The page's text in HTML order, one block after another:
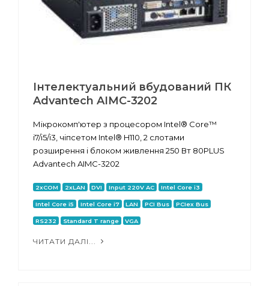
Інтелектуальний вбудований ПК
Advantech AIMC-3202
Мікрокомп'ютер з процесором Intel® Core™
i7/i5/i3, чіпсетом Intel® H110, 2 слотами
розширення і блоком живлення 250 Вт 80PLUS
Advantech AIMC-3202
2xCOM 2xLAN DVI Input 220V AC Intel Core i3
Intel Core i5 Intel Core i7 LAN PCI Bus PCIex Bus
RS232 Standard T range VGA
ЧИТАТИ ДАЛІ...